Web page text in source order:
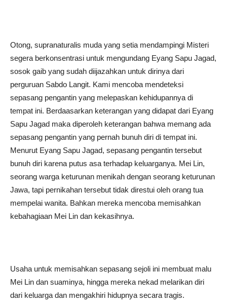
Otong, supranaturalis muda yang setia mendampingi Misteri
segera berkonsentrasi untuk mengundang Eyang Sapu Jagad,
sosok gaib yang sudah diijazahkan untuk dirinya dari
perguruan Sabdo Langit. Kami mencoba mendeteksi
sepasang pengantin yang melepaskan kehidupannya di
tempat ini. Berdaasarkan keterangan yang didapat dari Eyang
Sapu Jagad maka diperoleh keterangan bahwa memang ada
sepasang pengantin yang pernah bunuh diri di tempat ini.
Menurut Eyang Sapu Jagad, sepasang pengantin tersebut
bunuh diri karena putus asa terhadap keluarganya. Mei Lin,
seorang warga keturunan menikah dengan seorang keturunan
Jawa, tapi pernikahan tersebut tidak direstui oleh orang tua
mempelai wanita. Bahkan mereka mencoba memisahkan
kebahagiaan Mei Lin dan kekasihnya.
Usaha untuk memisahkan sepasang sejoli ini membuat malu
Mei Lin dan suaminya, hingga mereka nekad melarikan diri
dari keluarga dan mengakhiri hidupnya secara tragis.